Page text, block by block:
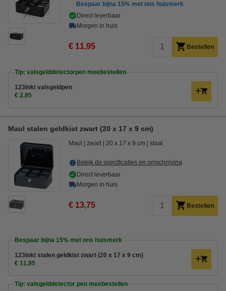
Bespaar bijna 15% met ons huismerk
Direct leverbaar
Morgen in huis
€ 11,95 Bestellen
Tip: valsgelddetectorpen meebestellen
123inkt valsgeldpen
€ 2,95
Maul stalen geldkist zwart (20 x 17 x 9 cm)
Maul zwart 20 x 17 x 9 cm staal
Bekijk de specificaties en omschrijving
Direct leverbaar
Morgen in huis
€ 13,75 Bestellen
Bespaar bijna 15% met ons huismerk
123inkt stalen geldkist zwart (20 x 17 x 9 cm)
€ 11,95
Tip: valsgelddetector pen meebestellen